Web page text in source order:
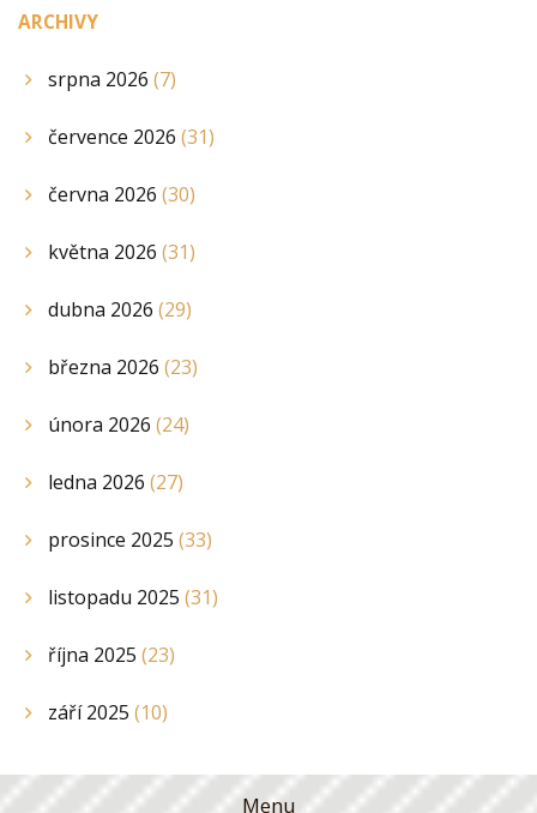
ARCHIVY
srpna 2026 (7)
července 2026 (31)
června 2026 (30)
května 2026 (31)
dubna 2026 (29)
března 2026 (23)
února 2026 (24)
ledna 2026 (27)
prosince 2025 (33)
listopadu 2025 (31)
října 2025 (23)
září 2025 (10)
Menu